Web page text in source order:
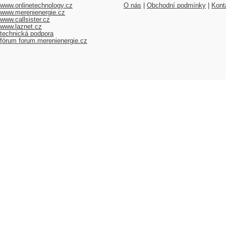
www.onlinetechnology.cz
www.merenienergie.cz
www.callsister.cz
www.laznet.cz
technická podpora
fórum forum.merenienergie.cz
O nás Obchodní podmínky